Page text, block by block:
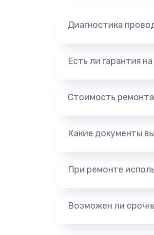
Диагностика
Есть ли гарантия
Стоимость
Какие документы
При ремонте
Возможен ли